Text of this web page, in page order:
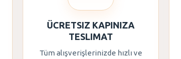
ÜCRETSIZ KAPINIZA
TESLIMAT
Tüm alışverişlerinizde hızlı ve